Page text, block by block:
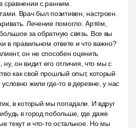
сравнении с ранним.
Врач был позитивен, настроен.
Лечение помогло. Артём,
за обратную связь. Все вы
в правильном ответе и что важно?
он не способен оценить
ну, он видит его отличия, что мы с
как свой прошлый опыт, который
жили где-то в деревне, у нас
в который мы попадали. И вдруг
в город побольше, где даже
текут и что-то остальное. Но мы